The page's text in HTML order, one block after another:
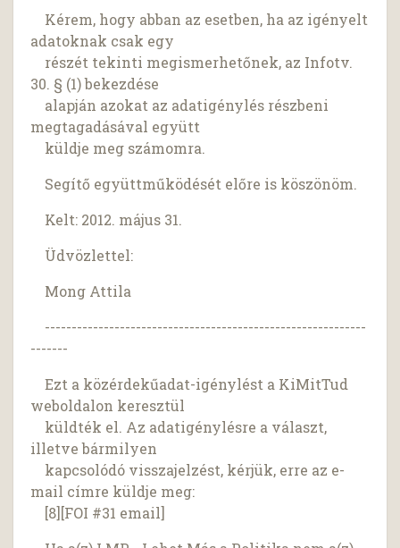
Kérem, hogy abban az esetben, ha az igényelt
adatoknak csak egy
részét tekinti megismerhetőnek, az Infotv.
30. § (1) bekezdése
alapján azokat az adatigénylés részbeni
megtagadásával együtt
küldje meg számomra.
Segítő együttműködését előre is köszönöm.
Kelt: 2012. május 31.
Üdvözlettel:
Mong Attila
------------------------------------------------------------
-------
Ezt a közérdekűadat-igénylést a KiMitTud
weboldalon keresztül
küldték el. Az adatigénylésre a választ,
illetve bármilyen
kapcsolódó visszajelzést, kérjük, erre az e-
mail címre küldje meg:
[8][FOI #31 email]